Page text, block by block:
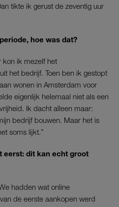
tikte ik gerust de zeventig uur
hoe was dat?
kon ik mezelf het
het bedrijf. Toen ben ik gestopt
wonen in Amsterdam voor
eigenlijk helemaal niet als een
Ik dacht alleen maar:
bedrijf bouwen. Maar het is
soms lijkt.”
eerst: dit kan echt groot
hadden wat online
de eerste aankopen werd